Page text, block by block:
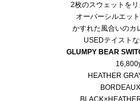
2枚のスウェットを
オーバーシルエッ
かすれた風合いのカ
USEDテイストな
GLUMPY BEAR
HEATHER